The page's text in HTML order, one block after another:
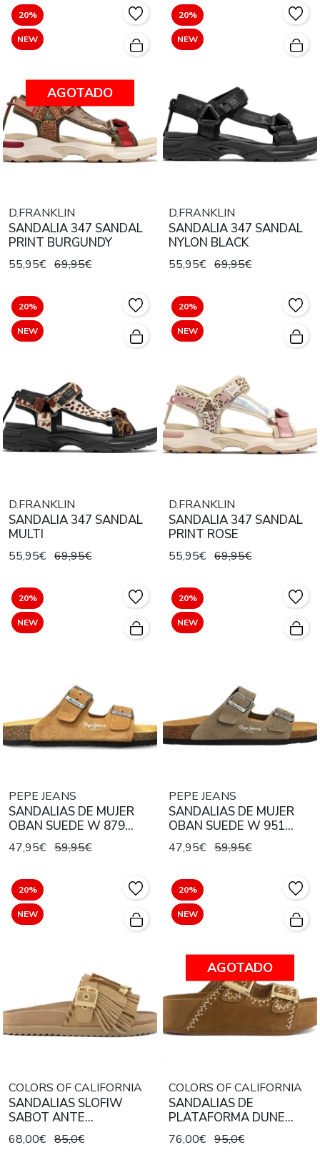
20%
NEW
AGOTADO
D.FRANKLIN
SANDALIA 347 SANDAL
PRINT BURGUNDY
55,95€ 69,95€
20%
NEW
D.FRANKLIN
SANDALIA 347 SANDAL
NYLON BLACK
55,95€ 69,95€
20%
NEW
D.FRANKLIN
SANDALIA 347 SANDAL
MULTI
55,95€ 69,95€
20%
NEW
D.FRANKLIN
SANDALIA 347 SANDAL
PRINT ROSE
55,95€ 69,95€
20%
NEW
PEPE JEANS
SANDALIAS DE MUJER
OBAN SUEDE W 879
COGNAC BROWN
47,95€ 59,95€
20%
NEW
PEPE JEANS
SANDALIAS DE MUJER
OBAN SUEDE W 951
TAUPE BEIGE
47,95€ 59,95€
20%
NEW
COLORS OF CALIFORNIA
SANDALIAS SLOFIW
SABOT ANTE
MONOCOLOR BEIGE
68,00€ 85,0€
20%
NEW
AGOTADO
COLORS OF CALIFORNIA
SANDALIAS DE
PLATAFORMA DUNE
ANTE MONOCOLOR
CAMEL CON BORDADOS Y
76,00€ 95,0€